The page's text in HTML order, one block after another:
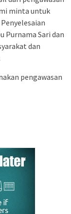
minta untuk
Purnama Sari dan
dan
pengawasan